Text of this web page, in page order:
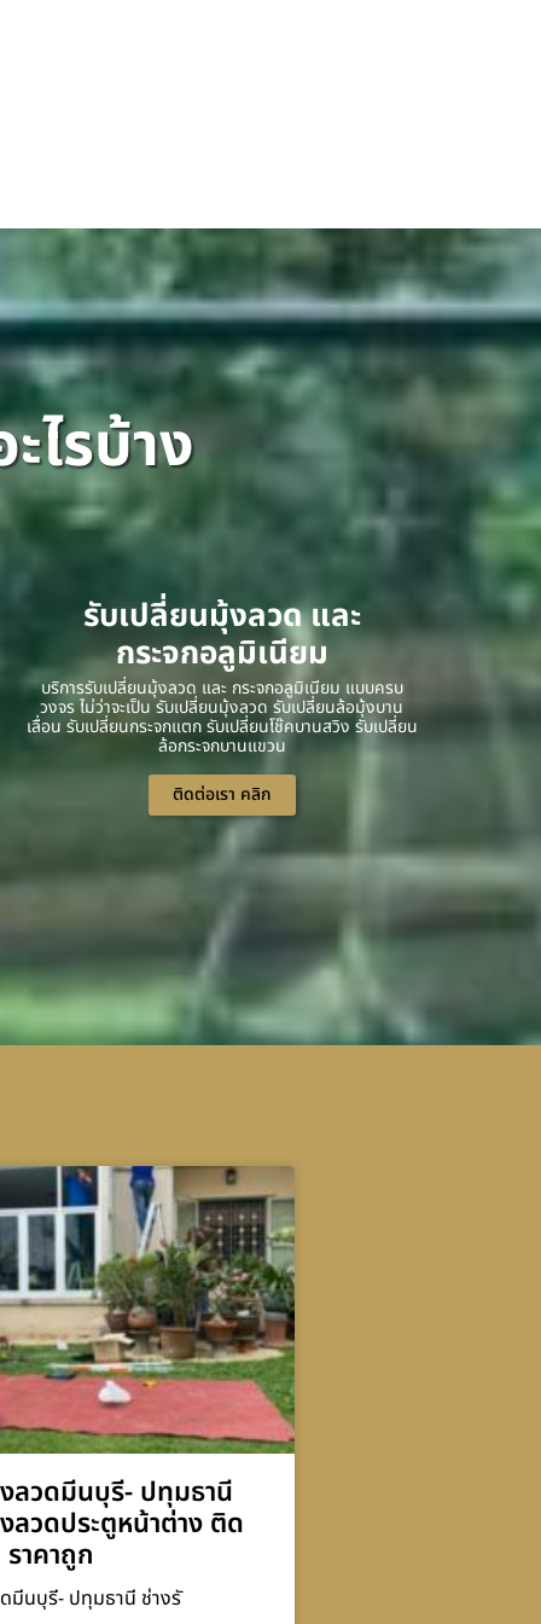
ไรบ้าง
รับเปลี่ยนมุ้งลวด และ
กระจกอลูมิเนียม
บริการรับเปลี่ยนมุ้งลวด และ กระจกอลูมิเนียม แบบครบ
วงจร ไม่ว่าจะเป็น รับเปลี่ยนมุ้งลวด รับเปลี่ยนล้อมุ้งบาน
เลื่อน รับเปลี่ยนกระจกแตก รับเปลี่ยนโช๊คบานสวิง รับเปลี่ยน
ล้อกระจกบานแขวน
ติดต่อเรา คลิก
ลวดมีนบุรี- ปทุมธานี
ลวดประตูหน้าต่าง ติด
ราคาถูก
มีนบุรี- ปทุมธานี ช่างรั